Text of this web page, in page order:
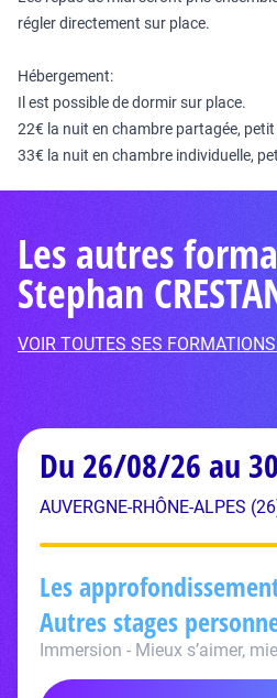
régler directement sur place.
Hébergement:
Il est possible de dormir sur place.
22€ la nuit en chambre partagée,
33€ la nuit en chambre individuelle,
Les autres
Stephan
VOIR TOUTES SES FORMATIONS
Du 26/08/26 au
AUVERGNE-RHÔNE-ALPES
Les
Autres stages
Immersion - Mieux s’aimer,